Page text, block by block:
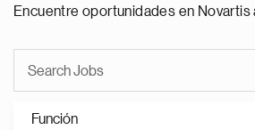
Encuentre oportunidades en Novartis
Función